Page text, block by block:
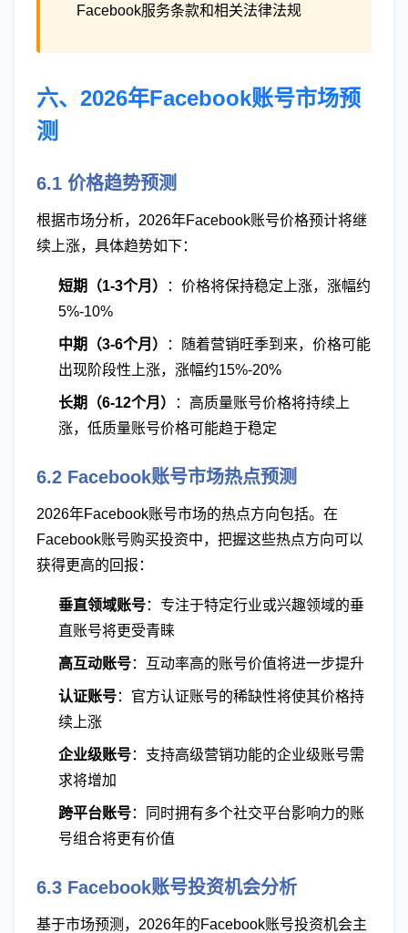
Facebook服务条款和相关法律法规
六、2026年Facebook账号市场预
测
6.1 价格趋势预测
根据市场分析，2026年Facebook账号价格预计将继
续上涨，具体趋势如下：
短期（1-3个月）
：价格将保持稳定上涨，涨幅约
5%-10%
中期（3-6个月）
：随着营销旺季到来，价格可能
出现阶段性上涨，涨幅约15%-20%
长期（6-12个月）
：高质量账号价格将持续上
涨，低质量账号价格可能趋于稳定
6.2 Facebook账号市场热点预测
2026年Facebook账号市场的热点方向包括。在
Facebook账号购买投资中，把握这些热点方向可以
获得更高的回报：
垂直领域账号：专注于特定行业或兴趣领域的垂
直账号将更受青睐
高互动账号：互动率高的账号价值将进一步提升
认证账号：官方认证账号的稀缺性将使其价格持
续上涨
企业级账号：支持高级营销功能的企业级账号需
求将增加
跨平台账号：同时拥有多个社交平台影响力的账
号组合将更有价值
6.3 Facebook账号投资机会分析
基于市场预测，2026年的Facebook账号投资机会主